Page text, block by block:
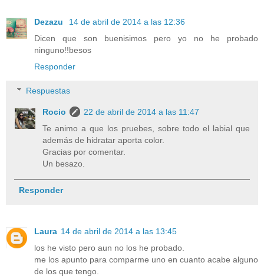
Dezazu
14 de abril de 2014 a las 12:36
Dicen que son buenisimos pero yo no he probado
ninguno!!besos
Responder
Respuestas
Rocio
22 de abril de 2014 a las 11:47
Te animo a que los pruebes, sobre todo el labial que
además de hidratar aporta color.
Gracias por comentar.
Un besazo.
Responder
Laura 14 de abril de 2014 a las 13:45
los he visto pero aun no los he probado.
me los apunto para comparme uno en cuanto acabe alguno
de los que tengo.